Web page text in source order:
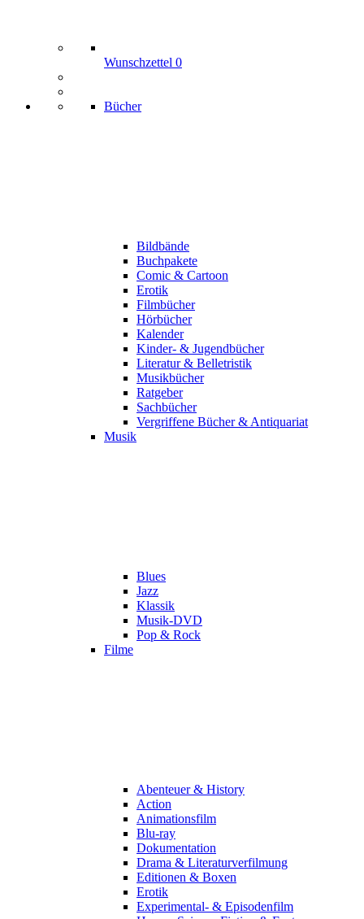
Wunschzettel 0
Bücher
Bildbände
Buchpakete
Comic & Cartoon
Erotik
Filmbücher
Hörbücher
Kalender
Kinder- & Jugendbücher
Literatur & Belletristik
Musikbücher
Ratgeber
Sachbücher
Vergriffene Bücher & Antiquariat
Musik
Blues
Jazz
Klassik
Musik-DVD
Pop & Rock
Filme
Abenteuer & History
Action
Animationsfilm
Blu-ray
Dokumentation
Drama & Literaturverfilmung
Editionen & Boxen
Erotik
Experimental- & Episodenfilm